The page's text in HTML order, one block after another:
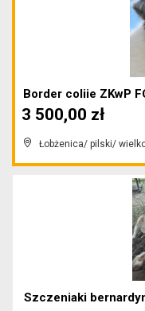
Border coliie ZKwP
Łobżenica/ pilski/
3 500,00 zł
Szczeniaki